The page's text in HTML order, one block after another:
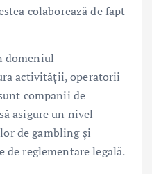
colaborează de fapt
domeniul
activității, operatorii
companii de
asigure un nivel
de gambling și
reglementare legală.